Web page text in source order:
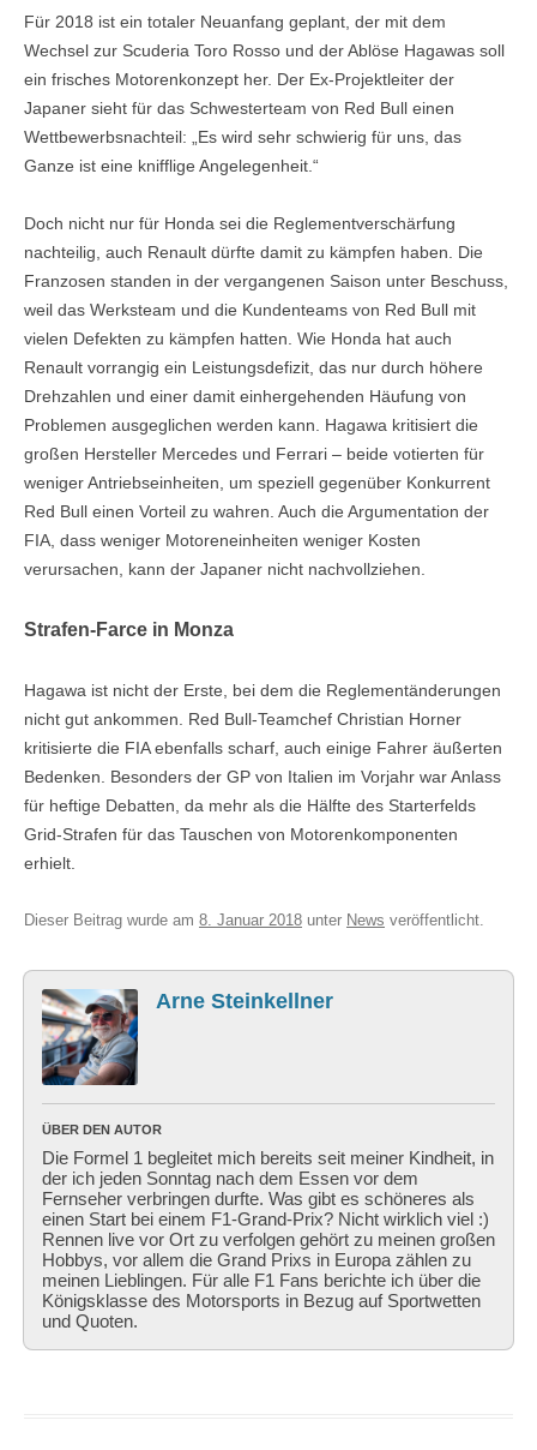
Für 2018 ist ein totaler Neuanfang geplant, der mit dem
Wechsel zur Scuderia Toro Rosso und der Ablöse Hagawas soll
ein frisches Motorenkonzept her. Der Ex-Projektleiter der
Japaner sieht für das Schwesterteam von Red Bull einen
Wettbewerbsnachteil: „Es wird sehr schwierig für uns, das
Ganze ist eine knifflige Angelegenheit.“
Doch nicht nur für Honda sei die Reglementverschärfung
nachteilig, auch Renault dürfte damit zu kämpfen haben. Die
Franzosen standen in der vergangenen Saison unter Beschuss,
weil das Werksteam und die Kundenteams von Red Bull mit
vielen Defekten zu kämpfen hatten. Wie Honda hat auch
Renault vorrangig ein Leistungsdefizit, das nur durch höhere
Drehzahlen und einer damit einhergehenden Häufung von
Problemen ausgeglichen werden kann. Hagawa kritisiert die
großen Hersteller Mercedes und Ferrari – beide votierten für
weniger Antriebseinheiten, um speziell gegenüber Konkurrent
Red Bull einen Vorteil zu wahren. Auch die Argumentation der
FIA, dass weniger Motoreneinheiten weniger Kosten
verursachen, kann der Japaner nicht nachvollziehen.
Strafen-Farce in Monza
Hagawa ist nicht der Erste, bei dem die Reglementänderungen
nicht gut ankommen. Red Bull-Teamchef Christian Horner
kritisierte die FIA ebenfalls scharf, auch einige Fahrer äußerten
Bedenken. Besonders der GP von Italien im Vorjahr war Anlass
für heftige Debatten, da mehr als die Hälfte des Starterfelds
Grid-Strafen für das Tauschen von Motorenkomponenten
erhielt.
Dieser Beitrag wurde am 8. Januar 2018 unter News veröffentlicht.
Arne Steinkellner
ÜBER DEN AUTOR
Die Formel 1 begleitet mich bereits seit meiner Kindheit, in
der ich jeden Sonntag nach dem Essen vor dem
Fernseher verbringen durfte. Was gibt es schöneres als
einen Start bei einem F1-Grand-Prix? Nicht wirklich viel :)
Rennen live vor Ort zu verfolgen gehört zu meinen großen
Hobbys, vor allem die Grand Prixs in Europa zählen zu
meinen Lieblingen. Für alle F1 Fans berichte ich über die
Königsklasse des Motorsports in Bezug auf Sportwetten
und Quoten.